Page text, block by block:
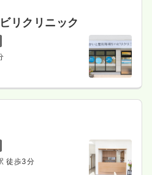
リクリニック
徒歩3分